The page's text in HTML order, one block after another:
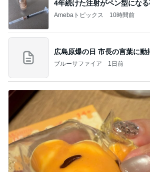
4年続けた注射がペン型にな
Amebaトピックス 10時間前
広島原爆の日 市長の言葉に動
ブルーサファイア 1日前